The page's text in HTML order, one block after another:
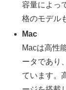
容量によっ
格のモデル
Mac
Macは高性
ータであり
ています。